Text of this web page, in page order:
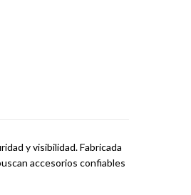
y visibilidad. Fabricada
accesorios confiables